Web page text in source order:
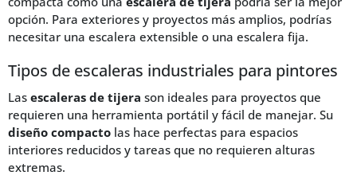
opción. Para exteriores y proyectos más amplios, podrías
necesitar una escalera extensible o una escalera fija.
Tipos de escaleras industriales para pintores
Las escaleras de tijera son ideales para proyectos que
requieren una herramienta portátil y fácil de manejar. Su
diseño compacto las hace perfectas para espacios
interiores reducidos y tareas que no requieren alturas
extremas.